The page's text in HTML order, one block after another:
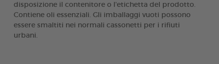
disposizione il contenitore o l'etichetta del prodotto.
Contiene oli essenziali. Gli imballaggi vuoti possono
essere smaltiti nei normali cassonetti per i rifiuti
urbani.